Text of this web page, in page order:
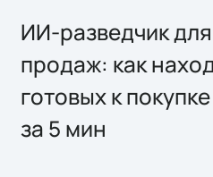
ИИ-разведчик
продаж: как
готовых к
за 5 мин